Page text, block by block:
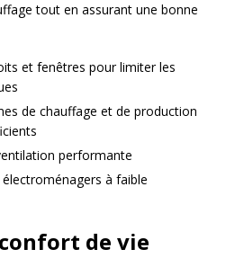
tout en assurant une bonne
et fenêtres pour limiter les
de chauffage et de production
performante
électroménagers à faible
de vie